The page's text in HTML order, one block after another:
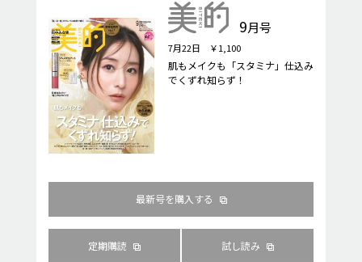
9月号
7月22日 ￥1,100
肌もメイクも「スタミナ」仕込み
でくずれ知らず！
最新号を購入する
定期購読 試し読み